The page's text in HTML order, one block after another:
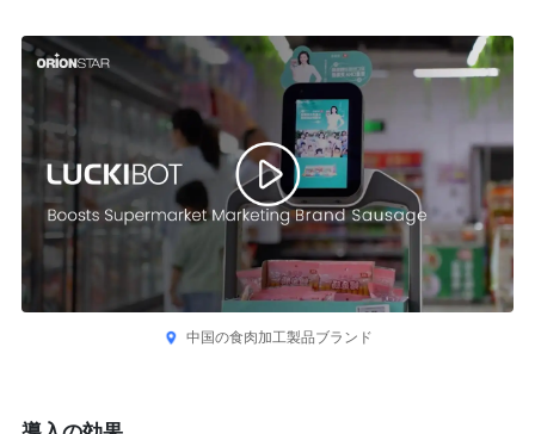
中国の食肉加工製品ブランド